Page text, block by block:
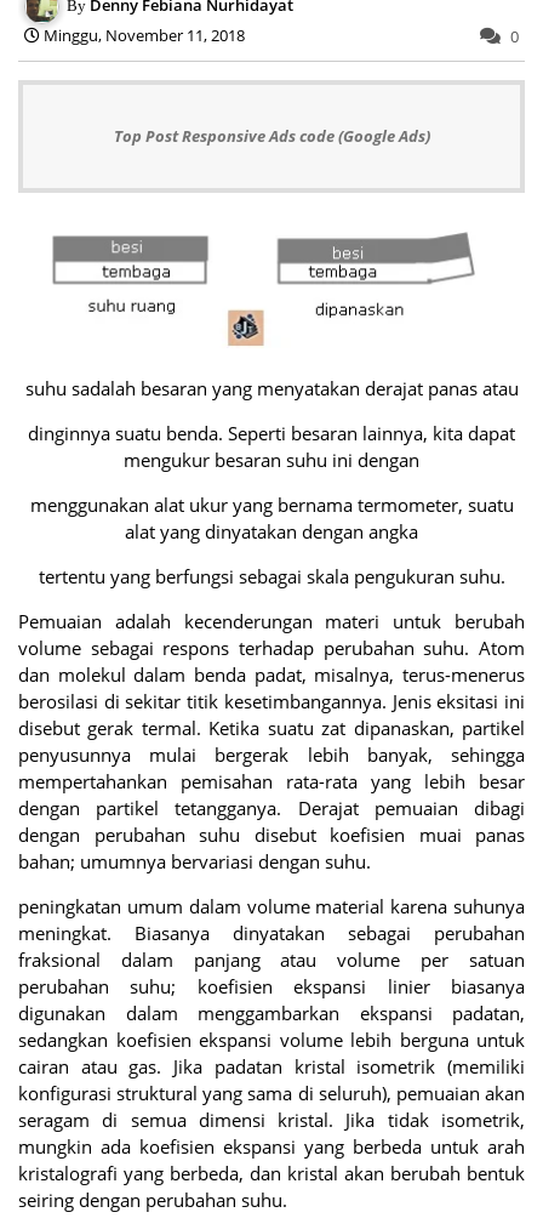
Denny Febiana Nurhidayat
Minggu, November 11, 2018
0
Top Post Responsive Ads code (Google Ads)
suhu sadalah besaran yang menyatakan derajat panas atau
dinginnya suatu benda. Seperti besaran lainnya, kita dapat
mengukur besaran suhu ini dengan
menggunakan alat ukur yang bernama termometer, suatu
alat yang dinyatakan dengan angka
tertentu yang berfungsi sebagai skala pengukuran suhu.
Pemuaian adalah kecenderungan materi untuk berubah
volume sebagai respons terhadap perubahan suhu. Atom
dan molekul dalam benda padat, misalnya, terus-menerus
berosilasi di sekitar titik kesetimbangannya. Jenis eksitasi ini
disebut gerak termal. Ketika suatu zat dipanaskan, partikel
penyusunnya mulai bergerak lebih banyak, sehingga
mempertahankan pemisahan rata-rata yang lebih besar
dengan partikel tetangganya. Derajat pemuaian dibagi
dengan perubahan suhu disebut koefisien muai panas
bahan; umumnya bervariasi dengan suhu.
peningkatan umum dalam volume material karena suhunya
meningkat. Biasanya dinyatakan sebagai perubahan
fraksional dalam panjang atau volume per satuan
perubahan suhu; koefisien ekspansi linier biasanya
digunakan dalam menggambarkan ekspansi padatan,
sedangkan koefisien ekspansi volume lebih berguna untuk
cairan atau gas. Jika padatan kristal isometrik (memiliki
konfigurasi struktural yang sama di seluruh), pemuaian akan
seragam di semua dimensi kristal. Jika tidak isometrik,
mungkin ada koefisien ekspansi yang berbeda untuk arah
kristalografi yang berbeda, dan kristal akan berubah bentuk
seiring dengan perubahan suhu.